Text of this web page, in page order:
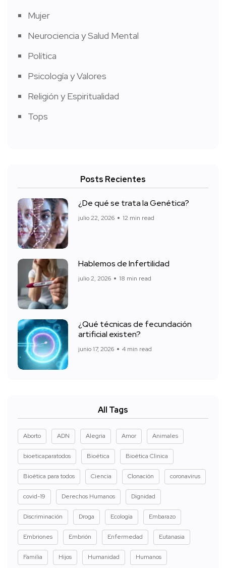
Mujer
Neurociencia y Salud Mental
Política
Psicología y Valores
Religión y Espiritualidad
Tops
Posts Recientes
¿De qué se trata la Genética?
julio 22, 2026 12 min read
Hablemos de Infertilidad
julio 2, 2026 18 min read
¿Qué técnicas de fecundación
artificial existen?
junio 17, 2026 4 min read
All Tags
Aborto ADN Alegria Amor Animales
bioeticaparatodos Bioética Bioética Clinica
Bioética para todos Ciencia Clonación coronavirus
covid-19 Derechos Humanos Dignidad
Discriminación Droga Ecología Embarazo
Embriones Embrión Enfermedad Eutanasia
Familia Hijos Humanidad Humanos